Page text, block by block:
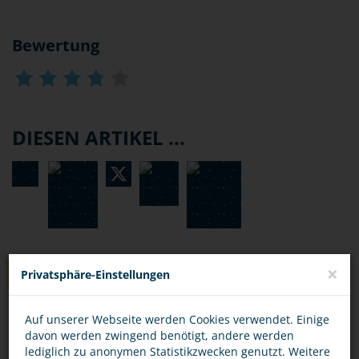
Bewertung
DIESEN ARTIKEL ...
TIPPS
OPFER TÄTER
Privatsphäre-Einstellungen ×
Auf unserer Webseite werden Cookies verwendet. Einige
davon werden zwingend benötigt, andere werden
lediglich zu anonymen Statistikzwecken genutzt. Weitere